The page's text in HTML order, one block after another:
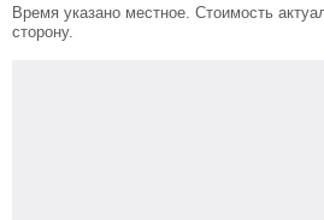
Время указано местное. Стоимость
сторону.